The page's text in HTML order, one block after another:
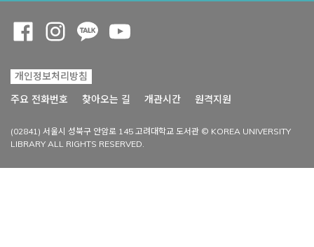
개인정보처리방침
주요 전화번호
찾아오는 길 개관시간 원격지원
(02841) 서울시 성북구 안암로 145 고려대학교 도서관 © KOREA UNIVERSITY
LIBRARY ALL RIGHTS RESERVED.
Opens a new window
Opens a new window
Opens a new window